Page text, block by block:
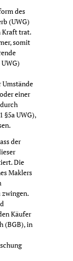
des
(UWG)
Kraft trat.
somit
Umstände
einer
§5a UWG),
der
Die
Maklers
Käufer
(BGB), in